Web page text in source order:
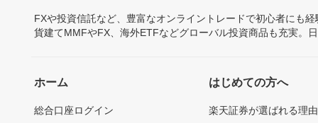
FXや投資信託など、豊富なオンライントレードで初心者にも
貨建てMMFやFX、海外ETFなどグローバル投資商品も充実。
ホーム
総合口座ログイン
はじめての方へ
楽天証券が選ばれる理由